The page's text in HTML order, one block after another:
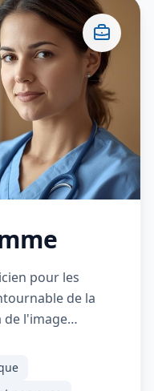
pour les
de la
de l'image
Elle